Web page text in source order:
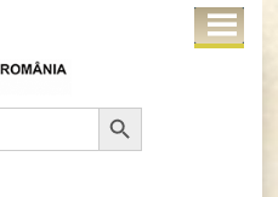
Search Button